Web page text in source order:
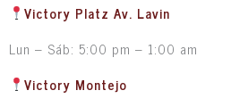
Victory Platz Av. Lavin
Lun – Sáb: 5:00 pm – 1:00 am
Victory Montejo